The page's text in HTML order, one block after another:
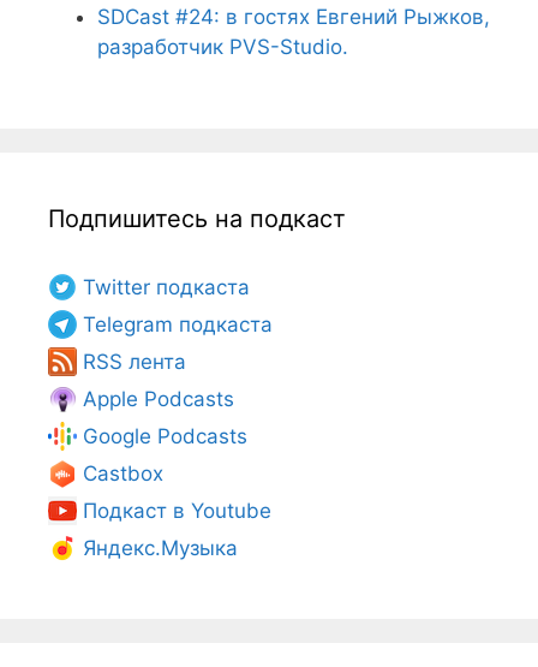
SDCast #24: в гостях Евгений Рыжков,
разработчик PVS-Studio.
Подпишитесь на подкаст
Twitter подкаста
Telegram подкаста
RSS лента
Apple Podcasts
Google Podcasts
Castbox
Подкаст в Youtube
Яндекс.Музыка